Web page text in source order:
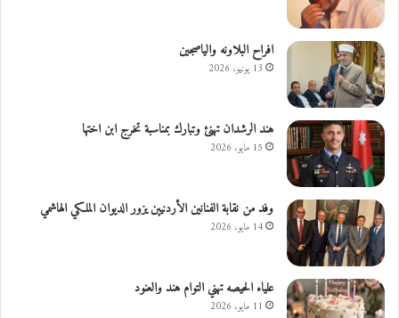
افراح البلاونه والياصجين
13 يونيو، 2026
هند الرشدان تهنئ وتبارك بمناسبة تخرج ابن اختها
15 مايو، 2026
وفد من نقابة الفنانين الأردنيين يزور الديوان الملكي الهاشمي
14 مايو، 2026
علياء الحيصه تهني التوام هند والعنود
11 مايو، 2026